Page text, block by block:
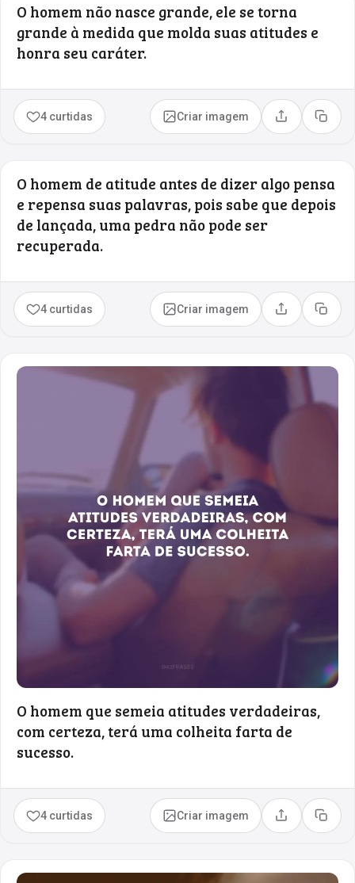
O homem não nasce grande, ele se torna
grande à medida que molda suas atitudes e
honra seu caráter.
4 curtidas Criar imagem Compartilhar
Copiar
O homem de atitude antes de dizer algo pensa
e repensa suas palavras, pois sabe que depois
de lançada, uma pedra não pode ser
recuperada.
4 curtidas Criar imagem Compartilhar
Copiar
O homem que semeia atitudes verdadeiras,
com certeza, terá uma colheita farta de
sucesso.
4 curtidas Criar imagem Compartilhar
Copiar